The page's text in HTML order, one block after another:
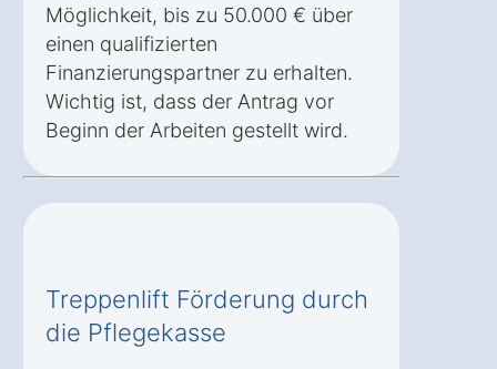
Möglichkeit, bis zu 50.000 € über
einen qualifizierten
Finanzierungspartner zu erhalten.
Wichtig ist, dass der Antrag vor
Beginn der Arbeiten gestellt wird.
Treppenlift Förderung durch
die Pflegekasse